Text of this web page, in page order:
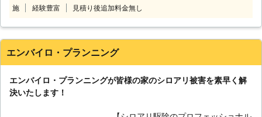
アリかな？と思った時はすぐにご連絡
ください！
多くの加盟店と提携していますので、
経験と実績が豊富だから、これまでに
除・予防を行います。 技術があるか
ら、施工に必要な時間も短縮。そし
て、常にお客様目線での作業を心掛け
施
経験豊富 見積り後追加料金無し
エンバイロ・プランニング
エンバイロ・プランニングが皆様の家のシロアリ被害を素早く解
決いたします！